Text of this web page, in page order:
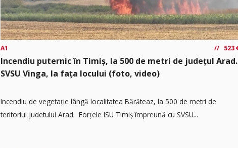
A1 523
Incendiu puternic în Timiș, la 500 de metri de județul Arad.
SVSU Vinga, la fața locului (foto, video)
Incendiu de vegetație lângă localitatea Bărăteaz, la 500 de metri de
teritoriul judetului Arad. Forțele ISU Timiș împreună cu SVSU...